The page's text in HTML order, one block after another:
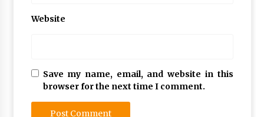
Website
Save my name, email, and website in this
browser for the next time I comment.